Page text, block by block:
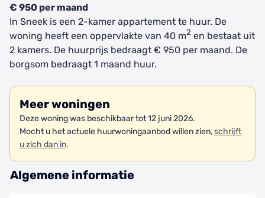
€ 950 per maand
In Sneek is een 2-kamer appartement te huur. De
woning heeft een oppervlakte van 40 m2 en bestaat uit
2 kamers. De huurprijs bedraagt € 950 per maand. De
borgsom bedraagt 1 maand huur.
Meer woningen
Deze woning was beschikbaar tot 12 juni 2026.
Mocht u het actuele huurwoningaanbod willen zien,schrijft
u zich dan in.
Algemene informatie